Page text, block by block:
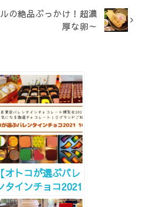
の絶品ぶっかけ！超濃
厚な卵～
【オトコが選ぶバレ
タインチョコ2021
すすめ10選】阪急